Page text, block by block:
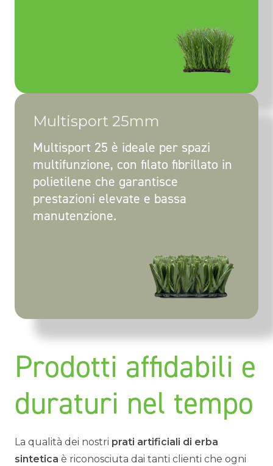
Multisport 25mm
Multisport 25 è ideale per spazi
multifunzione, con filato fibrillato in
polietilene che garantisce
prestazioni elevate e bassa
manutenzione.
Prodotti affidabili e
duraturi nel tempo
La qualità dei nostri prati artificiali di erba
sintetica è riconosciuta dai tanti clienti che ogni